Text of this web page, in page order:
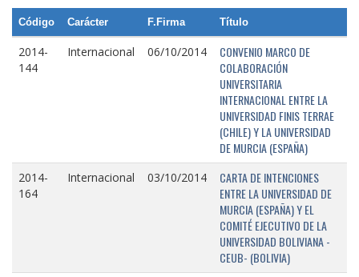
Código Carácter F.Firma Título
2014-
144
Internacional 06/10/2014
CONVENIO MARCO DE
COLABORACIÓN
UNIVERSITARIA
INTERNACIONAL ENTRE LA
UNIVERSIDAD FINIS TERRAE
(CHILE) Y LA UNIVERSIDAD
DE MURCIA (ESPAÑA)
2014-
164
Internacional 03/10/2014
CARTA DE INTENCIONES
ENTRE LA UNIVERSIDAD DE
MURCIA (ESPAÑA) Y EL
COMITÉ EJECUTIVO DE LA
UNIVERSIDAD BOLIVIANA -
CEUB- (BOLIVIA)